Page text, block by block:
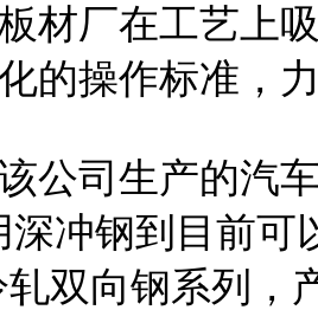
材厂在工艺上
的操作标准，
司生产的汽车
深冲钢到目前
双向钢系列，